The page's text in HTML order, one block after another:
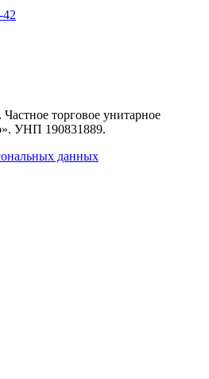
42
Частное торговое унитарное
. УНП 190831889.
данных